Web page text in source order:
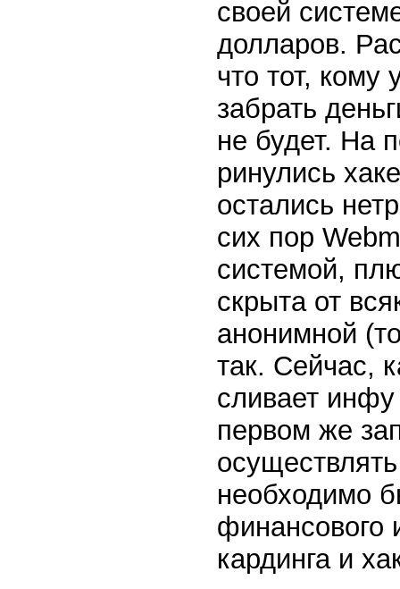
своей
долларов.
что тот, кому
забрать
не будет. На
ринулись
остались
сих пор
системой,
скрыта от
анонимной
так. Сейчас,
сливает
первом же
необходимо
финансового
кардинга и